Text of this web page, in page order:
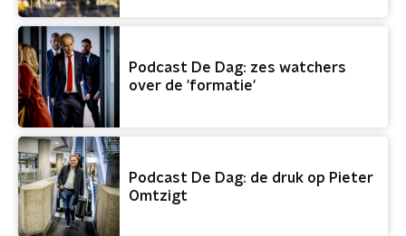
Podcast De Dag: zes watchers
over de 'formatie'
Podcast De Dag: de druk op Pieter
Omtzigt